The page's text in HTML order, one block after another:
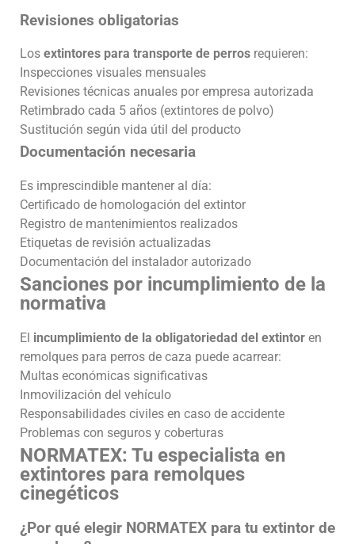
Revisiones obligatorias
Los extintores para transporte de perros requieren:
Inspecciones visuales mensuales
Revisiones técnicas anuales por empresa autorizada
Retimbrado cada 5 años (extintores de polvo)
Sustitución según vida útil del producto
Documentación necesaria
Es imprescindible mantener al día:
Certificado de homologación del extintor
Registro de mantenimientos realizados
Etiquetas de revisión actualizadas
Documentación del instalador autorizado
Sanciones por incumplimiento de la
normativa
El incumplimiento de la obligatoriedad del extintor en
remolques para perros de caza puede acarrear:
Multas económicas significativas
Inmovilización del vehículo
Responsabilidades civiles en caso de accidente
Problemas con seguros y coberturas
NORMATEX: Tu especialista en
extintores para remolques
cinegéticos
¿Por qué elegir NORMATEX para tu extintor de